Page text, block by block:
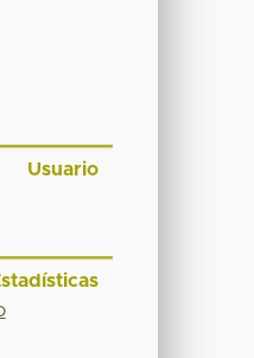
Usuario